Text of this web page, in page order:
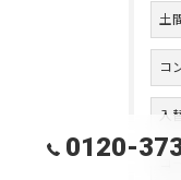
土
コ
入
0120-